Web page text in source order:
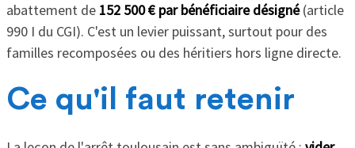
abattement de 152 500 € par bénéficiaire désigné(article
990 I du CGI). C'est un levier puissant, surtout pour des
familles recomposées ou des héritiers hors ligne directe.
Ce qu'il faut retenir